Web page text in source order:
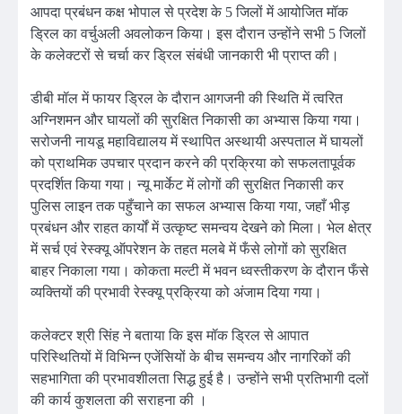
आपदा प्रबंधन कक्ष भोपाल से प्रदेश के 5 जिलों में आयोजित मॉक
ड्रिल का वर्चुअली अवलोकन किया। इस दौरान उन्होंने सभी 5 जिलों
के कलेक्टरों से चर्चा कर ड्रिल संबंधी जानकारी भी प्राप्त की।
डीबी मॉल में फायर ड्रिल के दौरान आगजनी की स्थिति में त्वरित
अग्निशमन और घायलों की सुरक्षित निकासी का अभ्यास किया गया।
सरोजनी नायडू महाविद्यालय में स्थापित अस्थायी अस्पताल में घायलों
को प्राथमिक उपचार प्रदान करने की प्रक्रिया को सफलतापूर्वक
प्रदर्शित किया गया। न्यू मार्केट में लोगों की सुरक्षित निकासी कर
पुलिस लाइन तक पहुँचाने का सफल अभ्यास किया गया, जहाँ भीड़
प्रबंधन और राहत कार्यों में उत्कृष्ट समन्वय देखने को मिला। भेल क्षेत्र
में सर्च एवं रेस्क्यू ऑपरेशन के तहत मलबे में फँसे लोगों को सुरक्षित
बाहर निकाला गया। कोकता मल्टी में भवन ध्वस्तीकरण के दौरान फँसे
व्यक्तियों की प्रभावी रेस्क्यू प्रक्रिया को अंजाम दिया गया।
कलेक्टर श्री सिंह ने बताया कि इस मॉक ड्रिल से आपात
परिस्थितियों में विभिन्न एजेंसियों के बीच समन्वय और नागरिकों की
सहभागिता की प्रभावशीलता सिद्ध हुई है। उन्होंने सभी प्रतिभागी दलों
की कार्य कुशलता की सराहना की ।